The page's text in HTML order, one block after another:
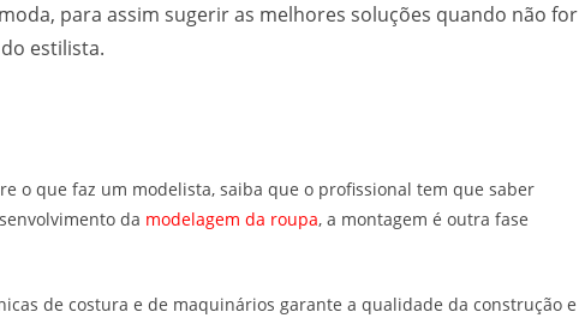
para assim sugerir as melhores soluções quando não for
estilista.
o que faz um modelista, saiba que o profissional tem que saber
da modelagem da roupa, a montagem é outra fase
de costura e de maquinários garante a qualidade da construção e